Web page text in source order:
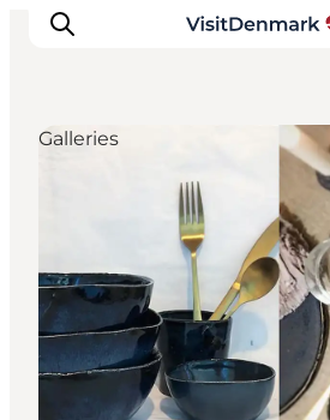
Dove andare
Cosa fare
Dove dormire
Pianifica il viaggio
Galleries